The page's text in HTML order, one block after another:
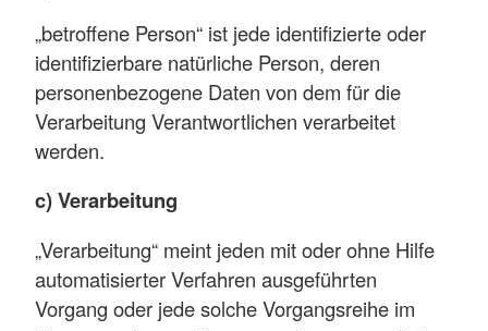
„betroffene Person“ ist jede identifizierte oder
identifizierbare natürliche Person, deren
personenbezogene Daten von dem für die
Verarbeitung Verantwortlichen verarbeitet
werden.
c) Verarbeitung
„Verarbeitung“ meint jeden mit oder ohne Hilfe
automatisierter Verfahren ausgeführten
Vorgang oder jede solche Vorgangsreihe im